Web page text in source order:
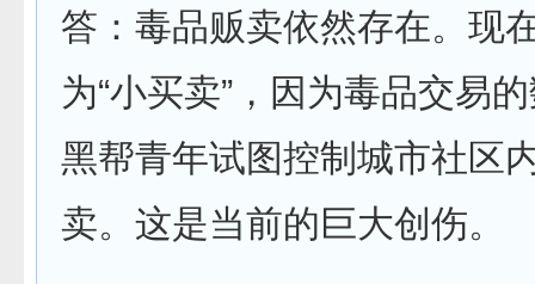
答：毒品贩卖依然存在。现
为“小买卖”，因为毒品交易
黑帮青年试图控制城市社区
卖。这是当前的巨大创伤。